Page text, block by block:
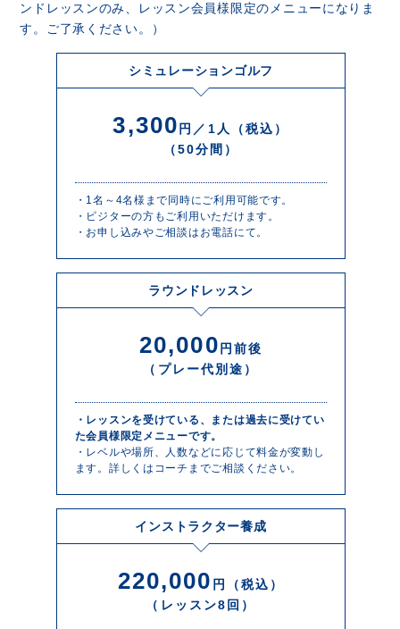
ンドレッスンのみ、レッスン会員様限定のメニューになりま
す。ご了承ください。）
シミュレーションゴルフ
3,300 円／1人（税込）
（50分間）
・1名～4名様まで同時にご利用可能です。
・ビジターの方もご利用いただけます。
・お申し込みやご相談はお電話にて。
ラウンドレッスン
20,000 円前後
（プレー代別途）
・レッスンを受けている、または過去に受けてい
た会員様限定メニューです。
・レベルや場所、人数などに応じて料金が変動し
ます。詳しくはコーチまでご相談ください。
インストラクター養成
220,000 円（税込）
（レッスン8回）